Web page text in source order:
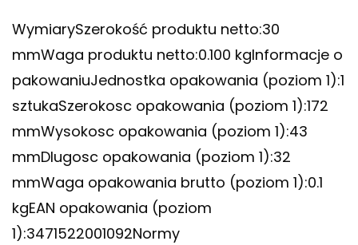
WymiarySzerokość produktu netto:30
mmWaga produktu netto:0.100 kgInformacje o
pakowaniuJednostka opakowania (poziom 1):1
sztukaSzerokosc opakowania (poziom 1):172
mmWysokosc opakowania (poziom 1):43
mmDlugosc opakowania (poziom 1):32
mmWaga opakowania brutto (poziom 1):0.1
kgEAN opakowania (poziom
1):3471522001092Normy